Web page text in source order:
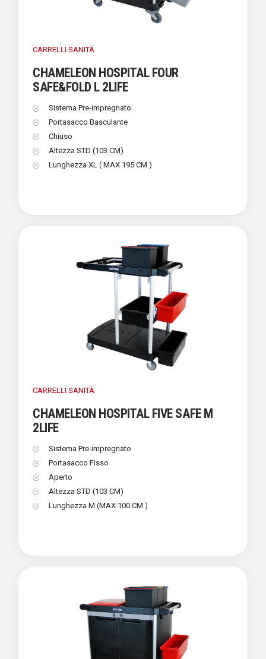
CARRELLI SANITÀ
CHAMELEON HOSPITAL FOUR
SAFE&FOLD L 2LIFE
Sistema Pre-impregnato
Portasacco Basculante
Chiuso
Altezza STD (103 CM)
Lunghezza XL ( MAX 195 CM )
CARRELLI SANITÀ
CHAMELEON HOSPITAL FIVE SAFE M
2LIFE
Sistema Pre-impregnato
Portasacco Fisso
Aperto
Altezza STD (103 CM)
Lunghezza M (MAX 100 CM )